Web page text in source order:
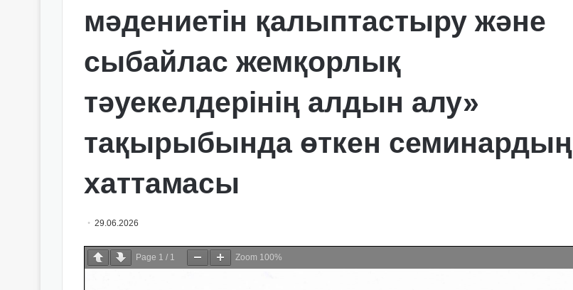
мәдениетін қалыптастыру және
сыбайлас жемқорлық
тәуекелдерінің алдын алу»
тақырыбында өткен семинардың
хаттамасы
29.06.2026
Page 1 / 1 Zoom 100%